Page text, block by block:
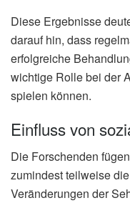
Diese Ergebnisse
darauf hin, dass
erfolgreiche
wichtige Rolle bei der
spielen können.
Einfluss von
Die Forschenden
zumindest teilweise
Veränderungen der